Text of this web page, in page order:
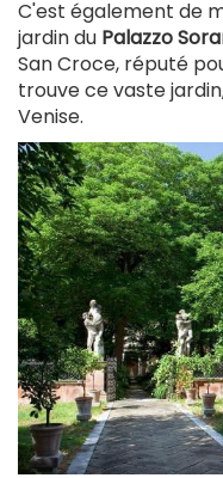
C'est également de
jardin du Palazzo
San Croce, réputé
trouve ce vaste
Venise.